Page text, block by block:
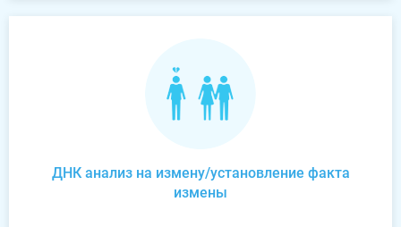
ДНК анализ на измену/установление факта
измены